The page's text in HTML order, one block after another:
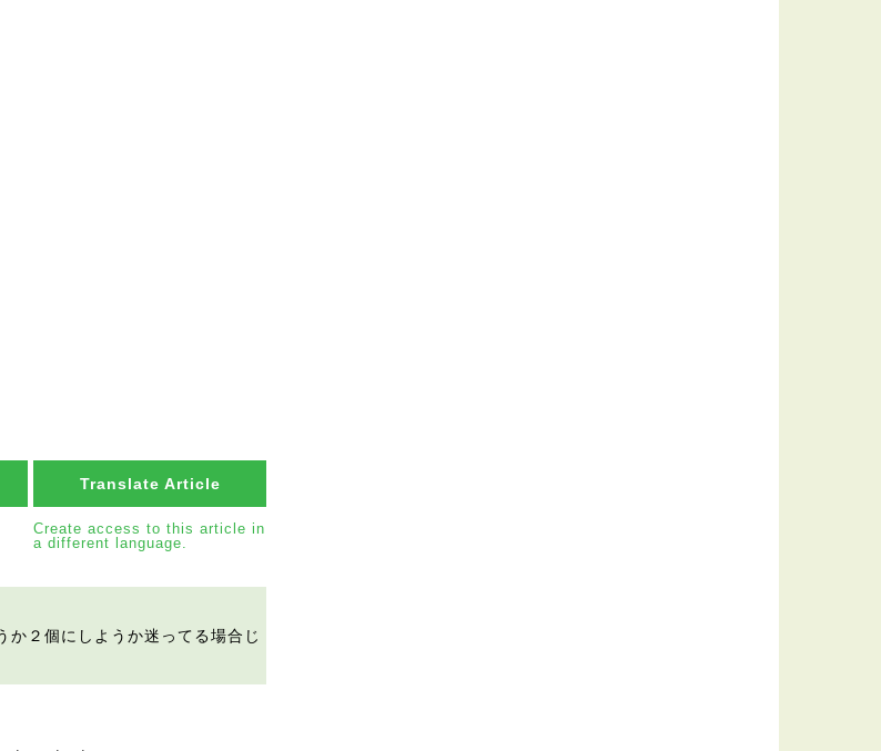
Translate Article
Create access to this article in
a different language.
か２個にしようか迷ってる場合じ